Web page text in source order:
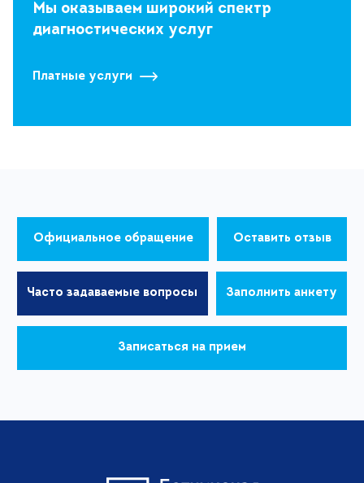
Мы оказываем широкий спектр
диагностических услуг
Платные услуги
Официальное обращение Оставить отзыв
Часто задаваемые вопросы Заполнить анкету
Записаться на прием